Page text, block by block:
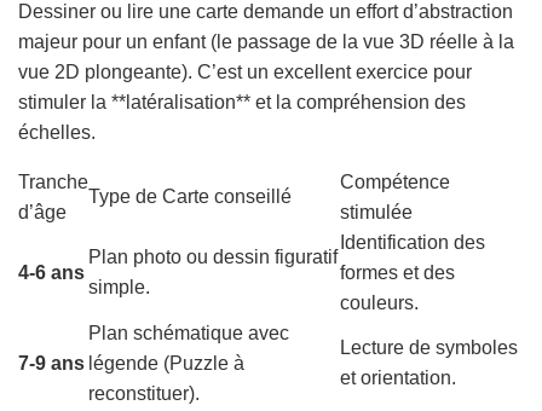
Dessiner ou lire une carte demande un effort d’abstraction
majeur pour un enfant (le passage de la vue 3D réelle à la
vue 2D plongeante). C’est un excellent exercice pour
stimuler la **latéralisation** et la compréhension des
échelles.
Tranche
d’âge
Type de Carte conseillé
Compétence
stimulée
4-6 ans
Plan photo ou dessin figuratif
simple.
Identification des
formes et des
couleurs.
7-9 ans
Plan schématique avec
légende (Puzzle à
reconstituer).
Lecture de symboles
et orientation.